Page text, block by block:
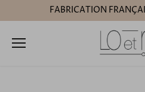
au
FABRICATION